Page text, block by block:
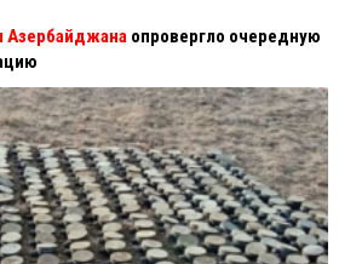
Азербайджана опровергло очередную